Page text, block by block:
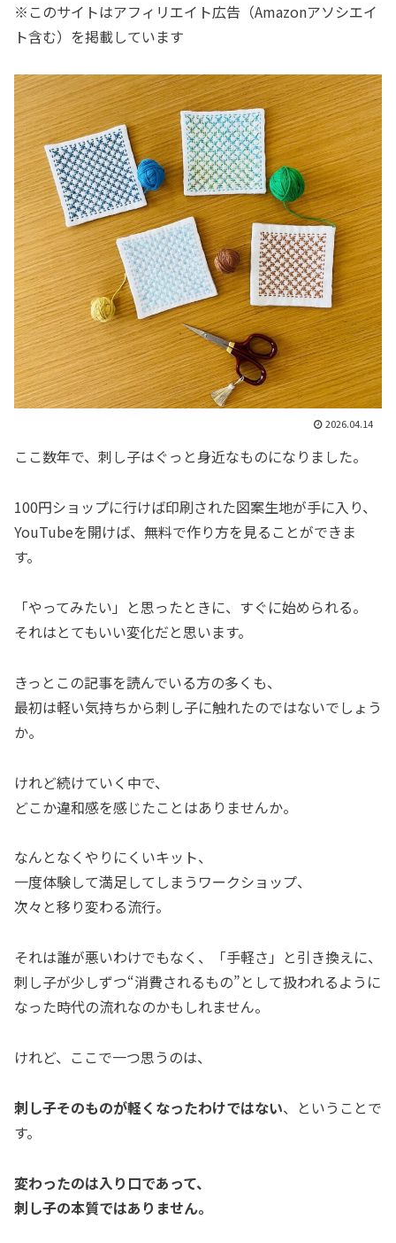
※このサイトはアフィリエイト広告（Amazonアソシエイ
ト含む）を掲載しています
2026.04.14
ここ数年で、刺し子はぐっと身近なものになりました。
100円ショップに行けば印刷された図案生地が手に入り、
YouTubeを開けば、無料で作り方を見ることができま
す。
「やってみたい」と思ったときに、すぐに始められる。
それはとてもいい変化だと思います。
きっとこの記事を読んでいる方の多くも、
最初は軽い気持ちから刺し子に触れたのではないでしょう
か。
けれど続けていく中で、
どこか違和感を感じたことはありませんか。
なんとなくやりにくいキット、
一度体験して満足してしまうワークショップ、
次々と移り変わる流行。
それは誰が悪いわけでもなく、「手軽さ」と引き換えに、
刺し子が少しずつ“消費されるもの”として扱われるように
なった時代の流れなのかもしれません。
けれど、ここで一つ思うのは、
刺し子そのものが軽くなったわけではない、ということで
す。
変わったのは入り口であって、
刺し子の本質ではありません。